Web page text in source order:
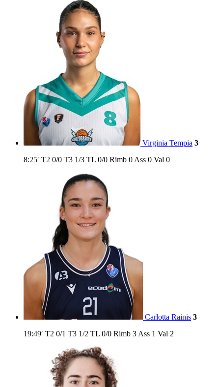
Virginia Tempia 3
8:25′ T2 0/0 T3 1/3 TL 0/0 Rimb 0 Ass 0 Val 0
Carlotta Rainis 3
19:49′ T2 0/1 T3 1/2 TL 0/0 Rimb 3 Ass 1 Val 2